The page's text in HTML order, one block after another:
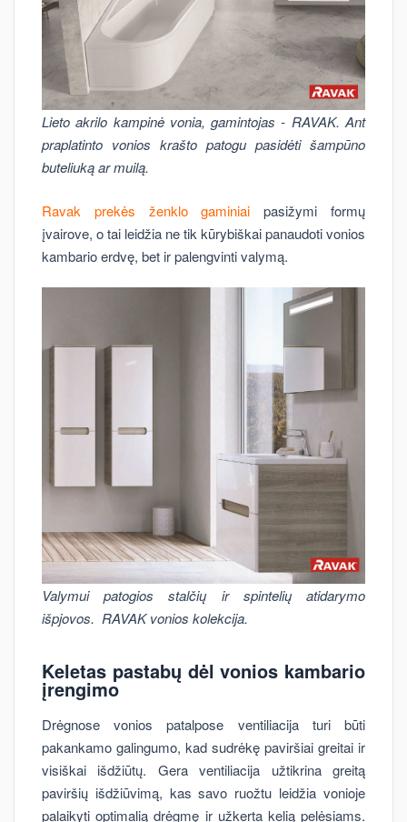
Lieto akrilo kampinė vonia, gamintojas - RAVAK. Ant
praplatinto vonios krašto patogu pasidėti šampūno
buteliuką ar muilą.
Ravak prekės ženklo gaminiai pasižymi formų
įvairove, o tai leidžia ne tik kūrybiškai panaudoti vonios
kambario erdvę, bet ir palengvinti valymą.
Valymui patogios stalčių ir spintelių atidarymo
išpjovos. RAVAK vonios kolekcija.
Keletas pastabų dėl vonios kambario
įrengimo
Drėgnose vonios patalpose ventiliacija turi būti
pakankamo galingumo, kad sudrėkę paviršiai greitai ir
visiškai išdžiūtų. Gera ventiliacija užtikrina greitą
paviršių išdžiūvimą, kas savo ruožtu leidžia vonioje
palaikyti optimalią drėgmę ir užkerta kelią pelėsiams.